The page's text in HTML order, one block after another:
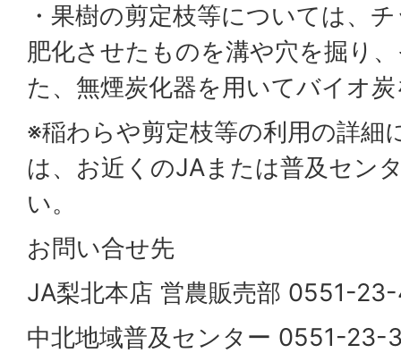
・果樹の剪定枝等については、
肥化させたものを溝や穴を掘り
た、無煙炭化器を用いてバイオ
※稲わらや剪定枝等の利用の詳細
は、お近くのJAまたは普及セン
い。
お問い合せ先
JA梨北本店 営農販売部 0551-
中北地域普及センター 0551-23-